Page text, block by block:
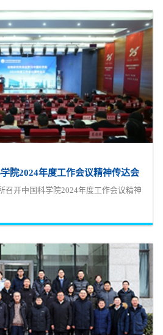
院2024年度工作会议精神传达会
召开中国科学院2024年度工作会议精神